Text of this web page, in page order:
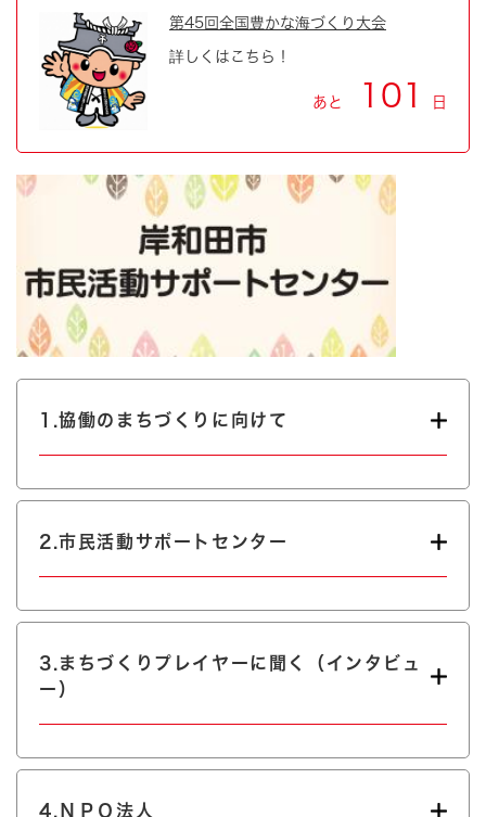
第45回全国豊かな海づくり大会
詳しくはこちら！
あと 101 日
1.協働のまちづくりに向けて
2.市民活動サポートセンター
3.まちづくりプレイヤーに聞く（インタビュ
ー）
4.ＮＰＯ法人